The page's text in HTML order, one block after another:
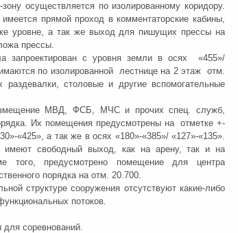
осуществляется по изолированному коридору.
прямой проход в комментаторские кабины,
уровне, а так же выход для пишущих прессы на
прессы.
запроектирован с уровня земли в осях «455»/
по изолированной лестнице на 2 этаж отм.
раздевалки, столовые и другие вспомогательные
МВД, ФСБ, МЧС и прочих спец. служб,
Их помещения предусмотрены на отметке +-
«425», а так же в осях «180»-«385»/ «127»-«135».
имеют свободный выход, как на арену, так и на
того, предусмотрено помещение для центра
порядка на отм. 20.700.
структуре сооружения отсутствуют какие-либо
потоков.
соревнований.